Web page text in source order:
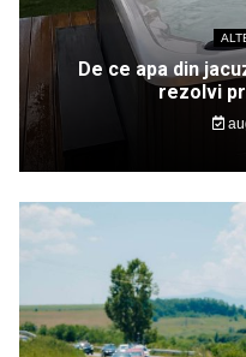
De ce apa din
rezolvi